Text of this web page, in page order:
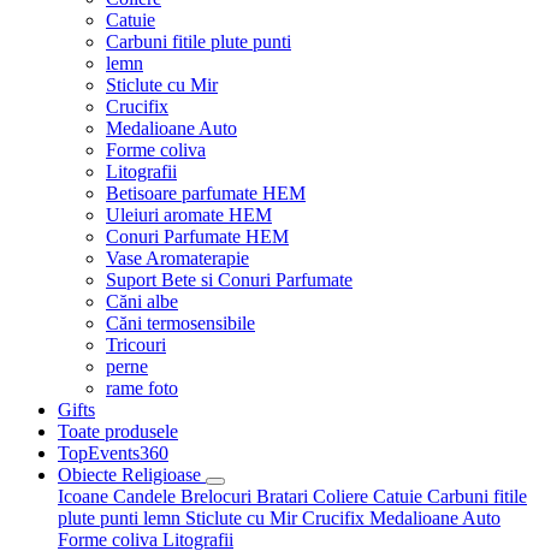
Catuie
Carbuni fitile plute punti
lemn
Sticlute cu Mir
Crucifix
Medalioane Auto
Forme coliva
Litografii
Betisoare parfumate HEM
Uleiuri aromate HEM
Conuri Parfumate HEM
Vase Aromaterapie
Suport Bete si Conuri Parfumate
Căni albe
Căni termosensibile
Tricouri
perne
rame foto
Gifts
Toate produsele
TopEvents360
Obiecte Religioase
Icoane Candele Brelocuri Bratari Coliere Catuie Carbuni fitile
plute punti lemn Sticlute cu MirCrucifix Medalioane Auto
Forme coliva Litografii